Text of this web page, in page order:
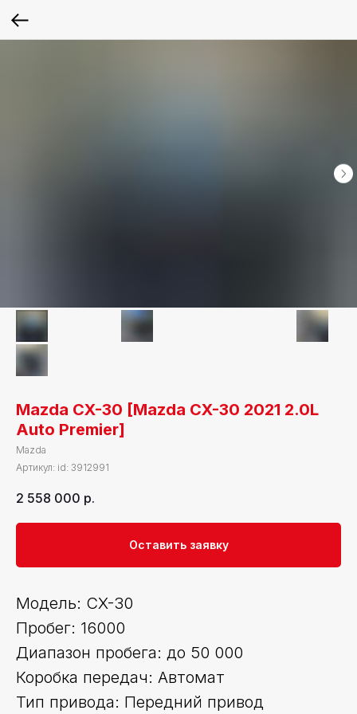
Mazda CX-30 [Mazda CX-30 2021 2.0L
Auto Premier]
Mazda
Артикул: id: 3912991
2 558 000 р.
Оставить заявку
Модель: CX-30
Пробег: 16000
Диапазон пробега: до 50 000
Коробка передач: Автомат
Тип привода: Передний привод